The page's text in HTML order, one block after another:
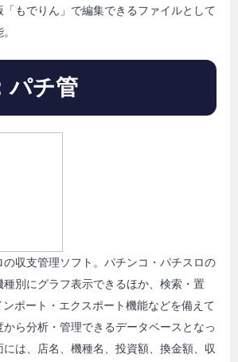
「もでりん」で編集できるファイルとして
パチ管
収支管理ソフト。パチンコ・パチスロの
種別にグラフ表示できるほか、検索・置
ポート・エクスポート機能などを備えて
ら分析・管理できるデータベースとなっ
は、店名、機種名、投資額、換金額、収